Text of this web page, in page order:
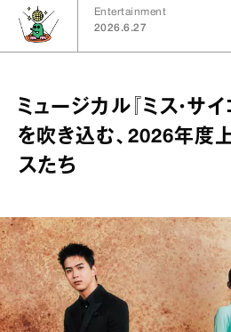
Entertainment
2026.6.27
ミュージカル『ミス・サ
を吹き込む、2026年度
スたち